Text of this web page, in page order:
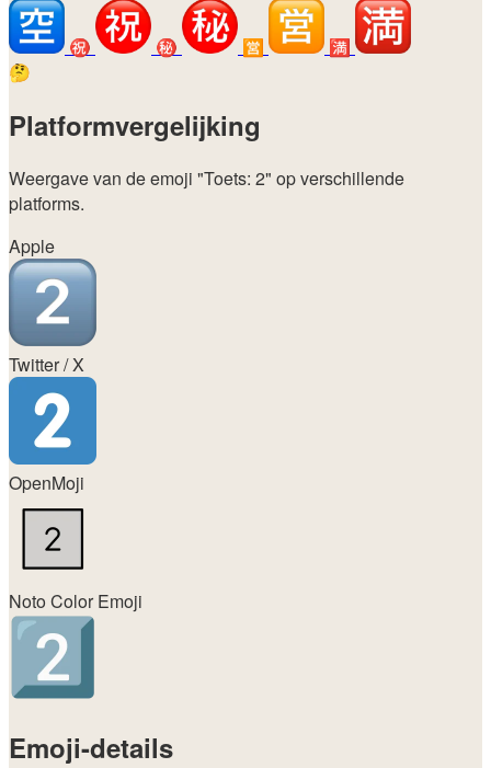
㊗️ ㊙️ 🈺
🈵
🤔
Platformvergelijking
Weergave van de emoji "Toets: 2" op verschillende
platforms.
Apple
Twitter / X
OpenMoji
Noto Color Emoji
Emoji-details